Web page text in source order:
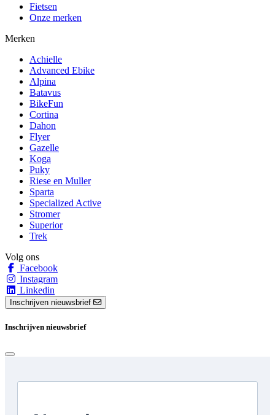
Fietsen
Onze merken
Merken
Achielle
Advanced Ebike
Alpina
Batavus
BikeFun
Cortina
Dahon
Flyer
Gazelle
Koga
Puky
Riese en Muller
Sparta
Specialized Active
Stromer
Superior
Trek
Volg ons
Facebook
Instagram
Linkedin
Inschrijven nieuwsbrief
Inschrijven nieuwsbrief